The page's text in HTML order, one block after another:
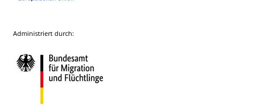
Administriert durch: